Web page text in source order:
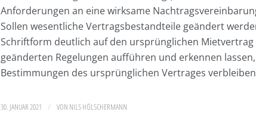
Anforderungen an eine wirksame
Sollen wesentliche Vertragsbestandteile geändert
Schriftform deutlich auf den ursprünglichen Mietvertrag
geänderten Regelungen aufführen und erkennen
Bestimmungen des ursprünglichen Vertrages
30. JANUAR 2021 / VON NILS HÖLSCHERMANN